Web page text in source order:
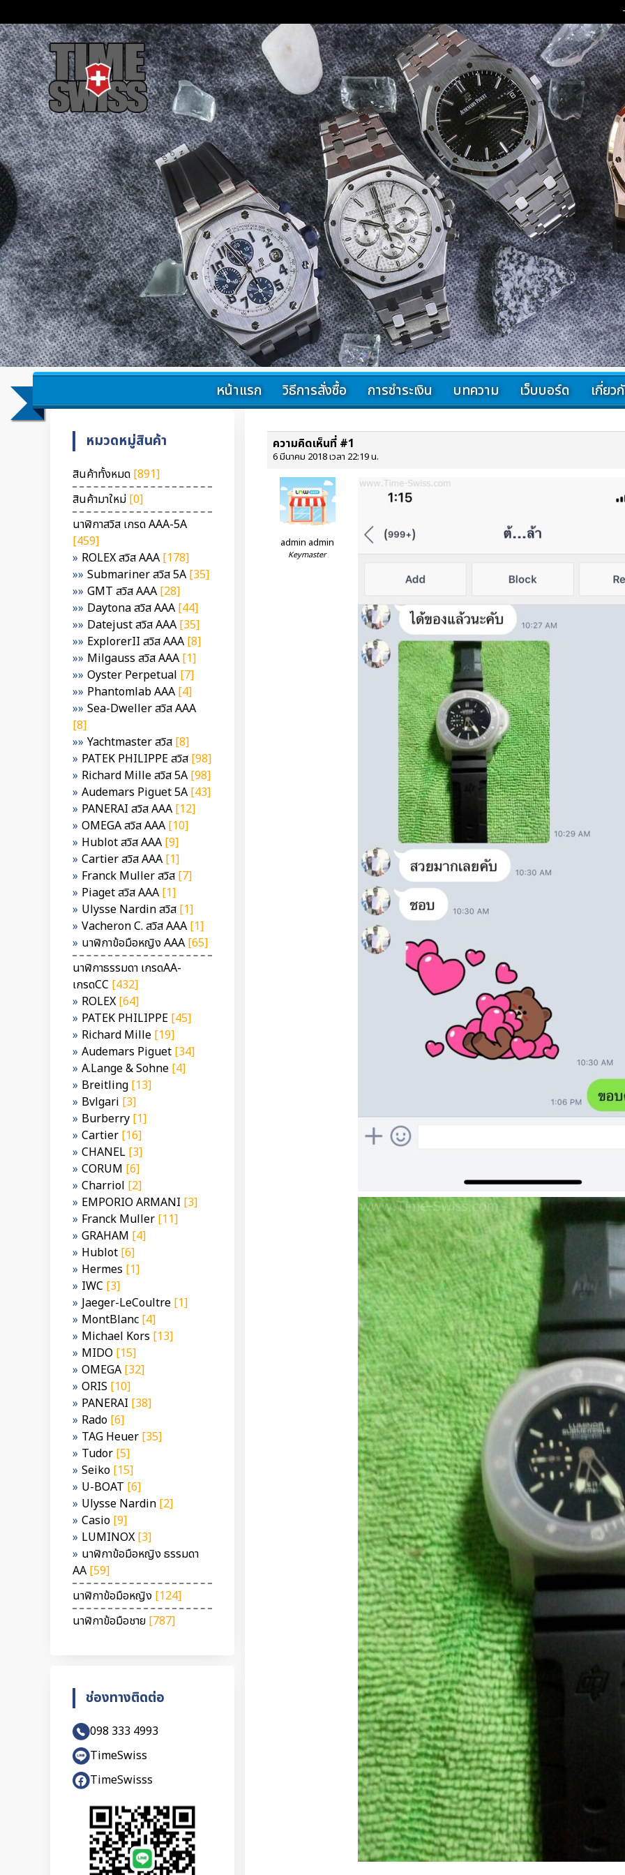
หน้าแรก วิธีการสั่งซื้อ การชำระเงิน บทความ เว็บบอร์ด เกี่ยว
หมวดหมู่สินค้า
สินค้าทั้งหมด [891]
สินค้ามาใหม่ [0]
นาฬิกาสวิส เกรด AAA-5A
[459]
ROLEX สวิส AAA [178]
Submariner สวิส 5A [35]
GMT สวิส AAA [28]
Daytona สวิส AAA [44]
Datejust สวิส AAA [35]
ExplorerII สวิส AAA [8]
Milgauss สวิส AAA [1]
Oyster Perpetual [7]
Phantomlab AAA [4]
Sea-Dweller สวิส AAA
[8]
Yachtmaster สวิส [8]
PATEK PHILIPPE สวิส [98]
Richard Mille สวิส 5A [98]
Audemars Piguet 5A [43]
PANERAI สวิส AAA [12]
OMEGA สวิส AAA [10]
Hublot สวิส AAA [9]
Cartier สวิส AAA [1]
Franck Muller สวิส [7]
Piaget สวิส AAA [1]
Ulysse Nardin สวิส [1]
Vacheron C. สวิส AAA [1]
นาฬิกาข้อมือหญิง AAA [65]
นาฬิกาธรรมดา เกรดAA-
เกรดCC [432]
ROLEX [64]
PATEK PHILIPPE [45]
Richard Mille [19]
Audemars Piguet [34]
A.Lange & Sohne [4]
Breitling [13]
Bvlgari [3]
Burberry [1]
Cartier [16]
CHANEL [3]
CORUM [6]
Charriol [2]
EMPORIO ARMANI [3]
Franck Muller [11]
GRAHAM [4]
Hublot [6]
Hermes [1]
IWC [3]
Jaeger-LeCoultre [1]
MontBlanc [4]
Michael Kors [13]
MIDO [15]
OMEGA [32]
ORIS [10]
PANERAI [38]
Rado [6]
TAG Heuer [35]
Tudor [5]
Seiko [15]
U-BOAT [6]
Ulysse Nardin [2]
Casio [9]
LUMINOX [3]
นาฬิกาข้อมือหญิง ธรรมดา
AA [59]
นาฬิกาข้อมือหญิง [124]
นาฬิกาข้อมือชาย [787]
ช่องทางติดต่อ
098 333 4993
TimeSwiss
TimeSwisss
6 มีนาคม 2018 เวลา 22:19 น.
admin admin
Keymaster